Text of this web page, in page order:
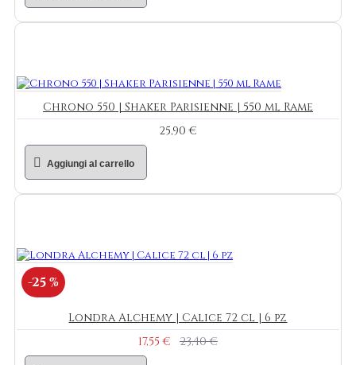
Chrono 550 | Shaker Parisienne | 550 ml Rame
25,90 €
Aggiungi al carrello
-25 %
Londra Alchemy | Calice 72 cl | 6 pz
17,55 €
23,40 €